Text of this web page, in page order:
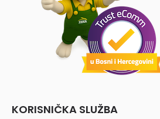
KORISNIČKA SLUŽBA